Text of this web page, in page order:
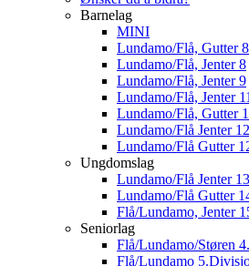
Barnelag
MINI
Lundamo/Flå, Gutter 8
Lundamo/Flå, Jenter 8
Lundamo/Flå, Jenter 9
Lundamo/Flå, Jenter 11
Lundamo/Flå, Gutter
Lundamo/Flå Jenter 12
Lundamo/Flå Gutter
Ungdomslag
Lundamo/Flå Jenter 13
Lundamo/Flå Gutter
Flå/Lundamo, Jenter
Seniorlag
Flå/Lundamo/Støren
Flå/Lundamo